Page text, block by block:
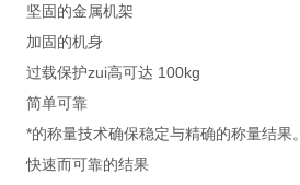
坚固的金属机架
加固的机身
过载保护zui高可达 100kg
简单可靠
*的称量技术确保稳定与精确的称量结果。
快速而可靠的结果